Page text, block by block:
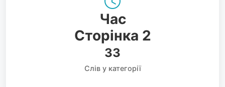
Час
Сторінка 2
33
Слів у категорії